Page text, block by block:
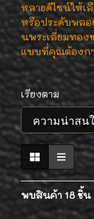
หลายดีไซน์ให้เ
หรือประดับพลอ
นพระเลี่ยมทอง
แบบที่คุณต้องกา
เรียงตาม
พบสินค้า 18 ชิ้น